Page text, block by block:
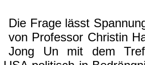
Die Frage lässt
von Professor Christin
Jong Un mit dem